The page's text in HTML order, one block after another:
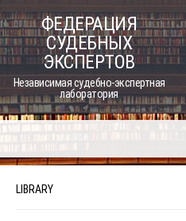
Skip
to
content
ФЕДЕРАЦИЯ
СУДЕБНЫХ
ЭКСПЕРТОВ
Независимая судебно-экспертная
лаборатория
LIBRARY